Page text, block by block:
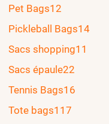
Pet Bags12
Pickleball Bags14
Sacs shopping11
Sacs épaule22
Tennis Bags16
Tote bags117